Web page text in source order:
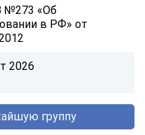
«Об
в РФ» от
2026
группу